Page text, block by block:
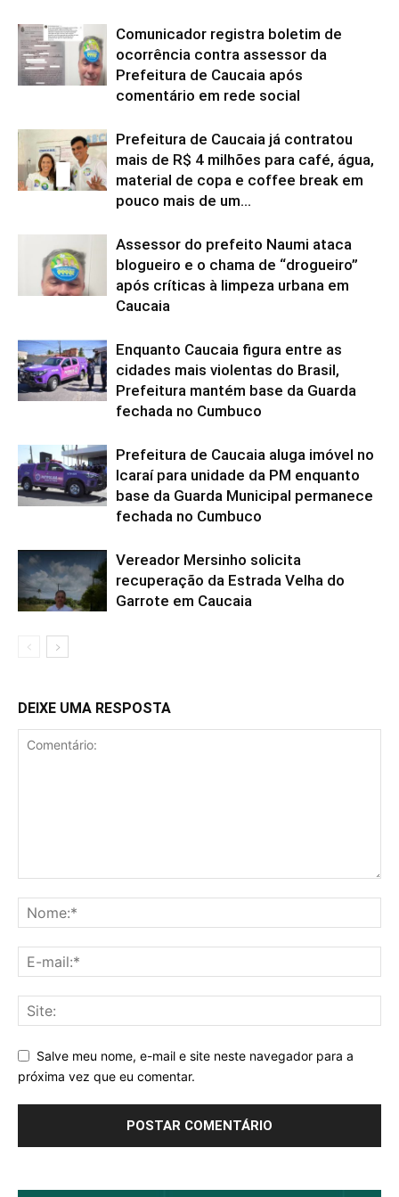
Comunicador registra boletim de
ocorrência contra assessor da
Prefeitura de Caucaia após
comentário em rede social
Prefeitura de Caucaia já contratou
mais de R$ 4 milhões para café, água,
material de copa e coffee break em
pouco mais de um...
Assessor do prefeito Naumi ataca
blogueiro e o chama de “drogueiro”
após críticas à limpeza urbana em
Caucaia
Enquanto Caucaia figura entre as
cidades mais violentas do Brasil,
Prefeitura mantém base da Guarda
fechada no Cumbuco
Prefeitura de Caucaia aluga imóvel no
Icaraí para unidade da PM enquanto
base da Guarda Municipal permanece
fechada no Cumbuco
Vereador Mersinho solicita
recuperação da Estrada Velha do
Garrote em Caucaia
DEIXE UMA RESPOSTA
Salve meu nome, e-mail e site neste navegador para a
próxima vez que eu comentar.